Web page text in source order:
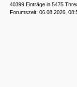
40399 Einträge in 5475
Forumszeit: 06.08.2026,